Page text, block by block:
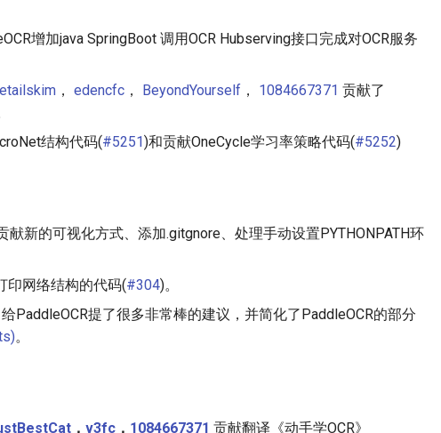
增加java SpringBoot 调用OCR Hubserving接口完成对OCR服务
， edencfc ， BeyondYourself ， 1084667371 贡献了
结构代码(#5251)和贡献OneCycle学习率策略代码(#5252)
献新的可视化方式、添加.gitgnore、处理手动设置PYTHONPATH环
印网络结构的代码(#304)。
给PaddleOCR提了很多非常棒的建议，并简化了PaddleOCR的部分
。
， v3fc ， 1084667371 贡献翻译《动手学OCR》